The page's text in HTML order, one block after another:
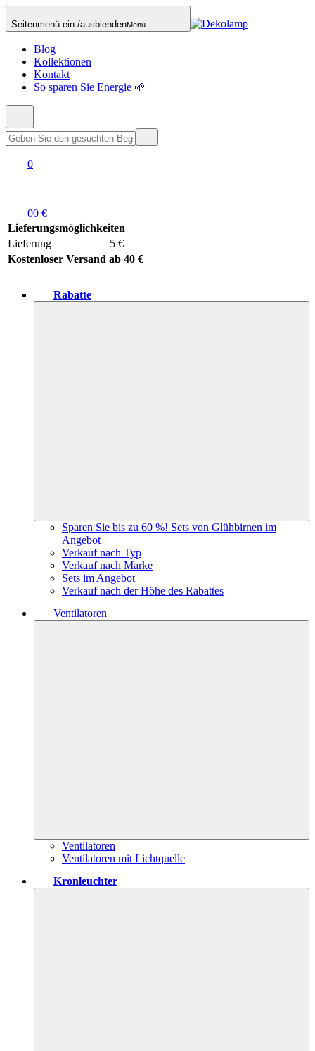
Seitenmenü ein-/ausblendenMenu
Blog
Kollektionen
Kontakt
So sparen Sie Energie 🌱
0
00 €
Lieferungsmöglichkeiten
Lieferung
5 €
Kostenloser Versand ab 40 €
Rabatte
Sparen Sie bis zu 60 %! Sets von Glühbirnen im
Angebot
Verkauf nach Typ
Verkauf nach Marke
Sets im Angebot
Verkauf nach der Höhe des Rabattes
Ventilatoren
Ventilatoren
Ventilatoren mit Lichtquelle
Kronleuchter